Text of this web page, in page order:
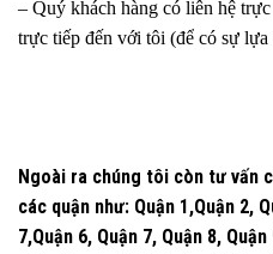
– Quý khách hàng có liên hệ
trực tiếp đến với tôi (để có sự
Ngoài ra chúng tôi còn tư vấn
các quận như: Quận 1,Quận 2,
7,Quận 6, Quận 7, Quận 8,